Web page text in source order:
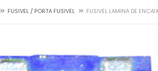
FUSIVEL / PORTA FUSIVEL FUSIVEL LAMINA DE